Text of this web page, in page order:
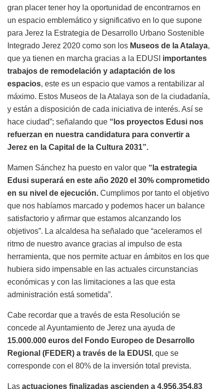
gran placer tener hoy la oportunidad de encontrarnos en
un espacio emblemático y significativo en lo que supone
para Jerez la Estrategia de Desarrollo Urbano Sostenible
Integrado Jerez 2020 como son los Museos de la Atalaya,
que ya tienen en marcha gracias a la EDUSI importantes
trabajos de remodelación y adaptación de los
espacios, este es un espacio que vamos a rentabilizar al
máximo. Estos Museos de la Atalaya son de la ciudadanía,
y están a disposición de cada iniciativa de interés. Así se
hace ciudad”; señalando que “los proyectos Edusi nos
refuerzan en nuestra candidatura para convertir a
Jerez en la Capital de la Cultura 2031”.
Mamen Sánchez ha puesto en valor que “la estrategia
Edusi superará en este año 2020 el 30% comprometido
en su nivel de ejecución. Cumplimos por tanto el objetivo
que nos habíamos marcado y podemos hacer un balance
satisfactorio y afirmar que estamos alcanzando los
objetivos”. La alcaldesa ha señalado que “aceleramos el
ritmo de nuestro avance gracias al impulso de esta
herramienta, que nos permite actuar en ámbitos en los que
hubiera sido impensable en las actuales circunstancias
económicas y con las limitaciones a las que esta
administración está sometida”.
Cabe recordar que a través de esta Resolución se
concede al Ayuntamiento de Jerez una ayuda de
15.000.000 euros del Fondo Europeo de Desarrollo
Regional (FEDER) a través de la EDUSI , que se
corresponde con el 80% de la inversión total prevista.
Las actuaciones finalizadas ascienden a 4.956.354,83